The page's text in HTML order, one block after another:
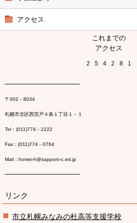
アクセス
これまでの
アクセス
2 5 4 2 8 1
〒002－8034
札幌市北区西茨戸４条１丁目１－１
Tel：(011)774－2222
Fax：(011)774－0764
Mail：homei-h@sapporo-c.ed.jp
リンク
市立札幌みなみの杜高等支援学校